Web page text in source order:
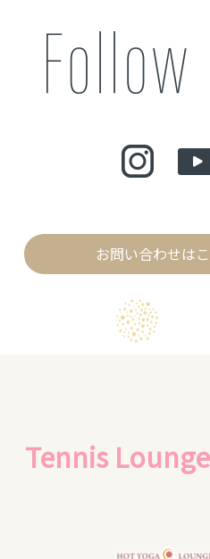
お問い合わせは
Tennis